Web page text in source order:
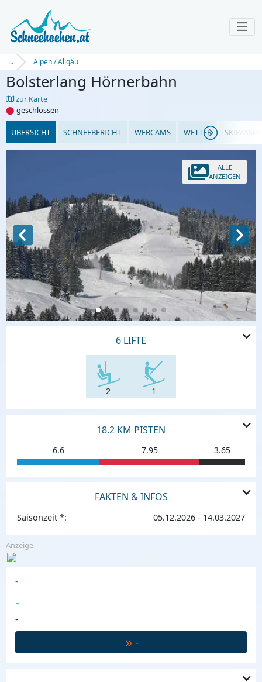
... Alpen / Allgäu
Bolsterlang Hörnerbahn
zur Karte
⬤ geschlossen
ÜBERSICHT SCHNEEBERICHT WEBCAMS WETTER
ALLE
ANZEIGEN
6 LIFTE
2 1
18.2 KM PISTEN
6.6 7.95 3.65
FAKTEN & INFOS
Saisonzeit *: 05.12.2026 - 14.03.2027
Anzeige
-
-
-
-